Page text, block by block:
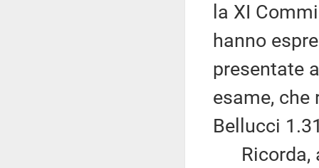
la XI
hanno
presentate
esame, che
Bellucci
Ricorda,